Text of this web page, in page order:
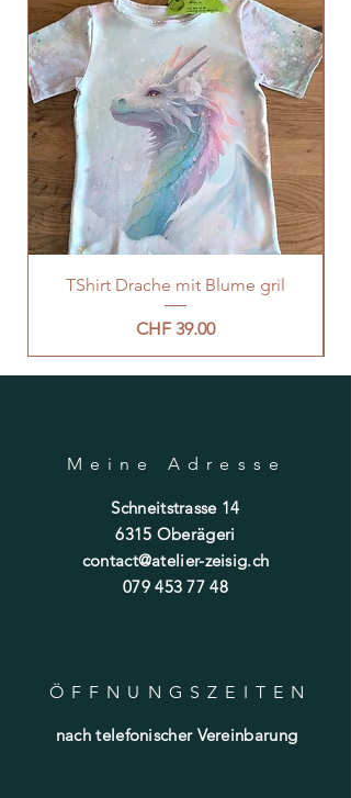
TShirt Drache mit Blume gril
Preis
CHF 39.00
Meine Adresse
Schneitstrasse 14
6315 Oberägeri
contact@atelier-zeisig.ch
079 453 77 48
ÖFFNUNGSZEITE N
nach telefonischer Vereinbarung